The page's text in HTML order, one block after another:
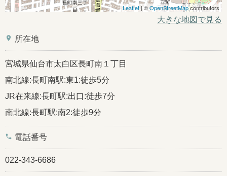
Leaflet | ©OpenStreetMapcontributors
大きな地図で見る
place 所在地
宮城県仙台市太白区長町南１丁目
南北線:長町南駅:東1:徒歩5分
JR在来線:長町駅:出口:徒歩7分
南北線:長町駅:南2:徒歩9分
phone 電話番号
022-343-6686